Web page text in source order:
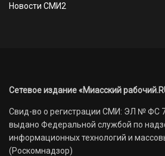
Новости СМИ2
Сетевое издание «Миасский
Свид-во о регистрации СМИ: ЭЛ № ФС
выдано Федеральной службой по
информационных технологий и
(Роскомнадзор)